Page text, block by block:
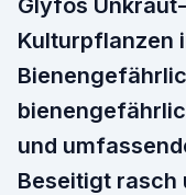
Glyfos
Kulturpflanzen
und
Beseitigt rasch